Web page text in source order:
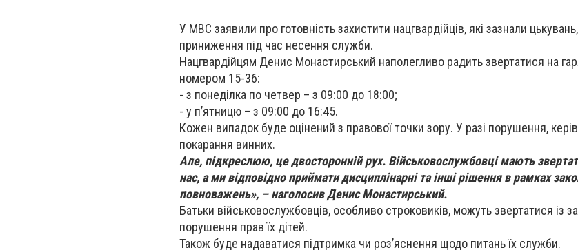
У МВС заявили про готовність захистити нацгвардійців, які зазнали
приниження під час несення служби.
Нацгвардійцям Денис Монастирський наполегливо радить звертатися на
номером 15-36:
- з понеділка по четвер – з 09:00 до 18:00;
- у п’ятницю – з 09:00 до 16:45.
Кожен випадок буде оцінений з правової точки зору. У разі порушення,
покарання винних.
Але, підкреслюю, це двосторонній рух. Військовослужбовці мають
нас, а ми відповідно приймати дисциплінарні та інші рішення в рамках
повноважень», – наголосив Денис Монастирський.
Батьки військовослужбовців, особливо строковиків, можуть звертатися із
порушення прав їх дітей.
Також буде надаватися підтримка чи роз’яснення щодо питань їх служби.